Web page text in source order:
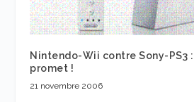
Nintendo-Wii contre Sony-PS3
promet !
21 novembre 2006